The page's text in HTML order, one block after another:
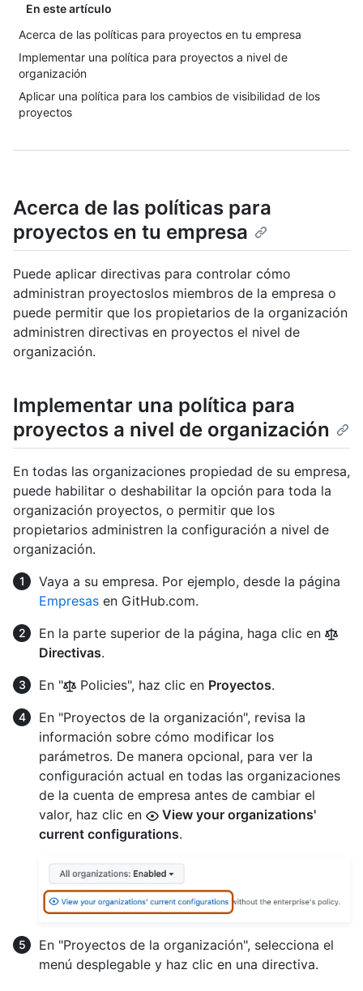
En este artículo
Acerca de las políticas para proyectos en tu empresa
Implementar una política para proyectos a nivel de
organización
Aplicar una política para los cambios de visibilidad de los
proyectos
Acerca de las políticas para
proyectos en tu empresa
Puede aplicar directivas para controlar cómo
administran proyectoslos miembros de la empresa o
puede permitir que los propietarios de la organización
administren directivas en proyectos el nivel de
organización.
Implementar una política para
proyectos a nivel de organización
En todas las organizaciones propiedad de su empresa,
puede habilitar o deshabilitar la opción para toda la
organización proyectos, o permitir que los
propietarios administren la configuración a nivel de
organización.
Vaya a su empresa. Por ejemplo, desde la página
Empresas en GitHub.com.
En la parte superior de la página, haga clic en
Directivas.
En "
Policies", haz clic en Proyectos.
En "Proyectos de la organización", revisa la
información sobre cómo modificar los
parámetros. De manera opcional, para ver la
configuración actual en todas las organizaciones
de la cuenta de empresa antes de cambiar el
valor, haz clic en
View your organizations'
current configurations.
En "Proyectos de la organización", selecciona el
menú desplegable y haz clic en una directiva.